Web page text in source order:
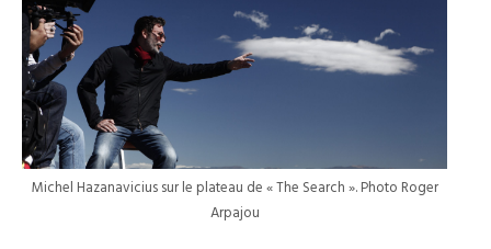
Michel Hazanavicius sur le plateau de « The Search ». Photo Roger
Arpajou